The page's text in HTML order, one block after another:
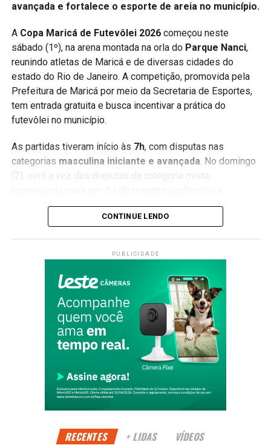
As inscrições para novas turmas são abertas
periodicamente conforme a disponibilidade de vagas.
Saiba mais em: www.maricawebtv.com.br
Palavras-chave SEO
Maricá, oficinas culturais, cultura em Maricá, aulas
cursos gratuitos, Maricá Web TV.
avançada e fortalece o esporte de areia no município.
A Copa Maricá de Futevôlei 2026começou neste
sábado (1º), na arena montada na orla do Parque Nanci,
reunindo atletas de Maricá e de diversas cidades do
estado do Rio de Janeiro. A competição, promovida pela
Prefeitura de Maricá por meio da Secretaria de Esportes,
tem entrada gratuita e busca incentivar a prática do
futevôlei no município.
As partidas tiveram início às 7h, com disputas nas
categorias masculina iniciante e avançada. No domingo
(2), será a vez das disputas da categoria mista,
integração entre atletas e torcedores.
tradicionais do país e consolidando Maricá como um dos
principais destinos para grandes eventos esportivos
ligados aos esportes de areia.
A expectativa é de grande público durante todo o fim de
semana, com estrutura preparada para receber atletas,
familiares e amantes do esporte na orla do Parque Nanci.
Acompanhe a cobertura completa na Maricá Web
CONTINUE LENDO
PUBLICIDADE
RECENTES + LIDAS VÍDEOS